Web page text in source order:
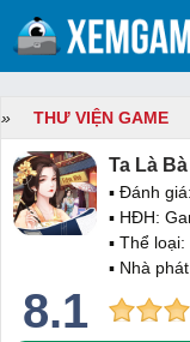
»
THƯ VIỆN GAME
Ta Là
▪ Đánh giá:
▪ HĐH:
▪ Thể loại:
▪ Nhà
8.1